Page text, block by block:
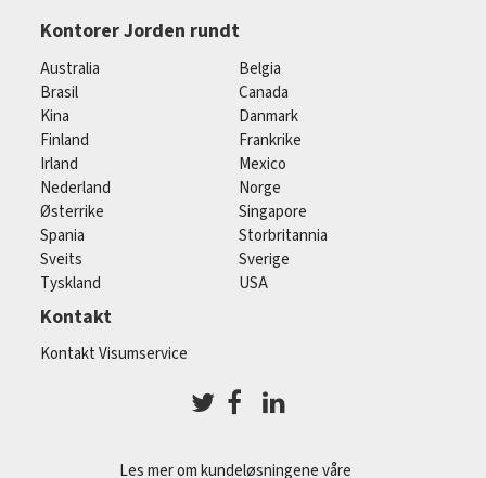
Kontorer Jorden rundt
Australia
Belgia
Brasil
Canada
Kina
Danmark
Finland
Frankrike
Irland
Mexico
Nederland
Norge
Østerrike
Singapore
Spania
Storbritannia
Sveits
Sverige
Tyskland
USA
Kontakt
Kontakt Visumservice
Les mer om kundeløsningene våre